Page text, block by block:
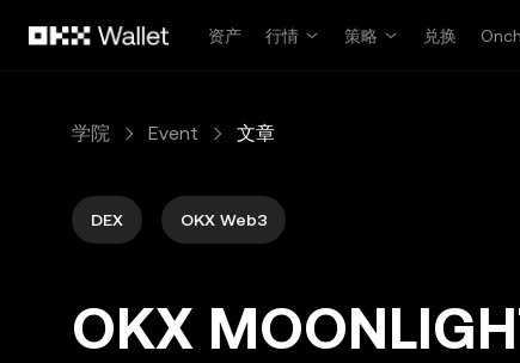
资产
行情 策略 兑换
学院 Event 文章
DEX OKX Web3
OKX